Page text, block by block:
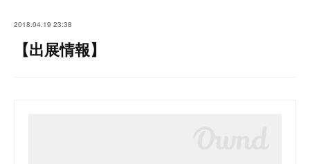
2018.04.19 23:38
【出展情報】